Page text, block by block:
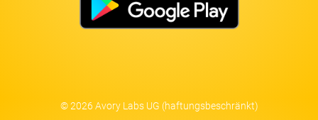
© 2026 Avory Labs UG (haftungsbeschränkt)